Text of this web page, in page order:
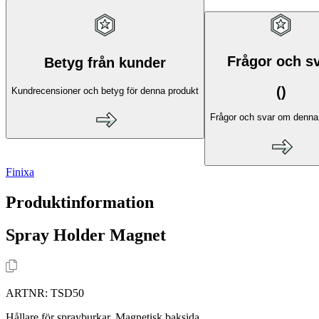
Betyg från kunder
Kundrecensioner och betyg för denna produkt
Frågor och
()
Frågor och svar om
Finixa
Produktinformation
Spray Holder Magnet
ARTNR: TSD50